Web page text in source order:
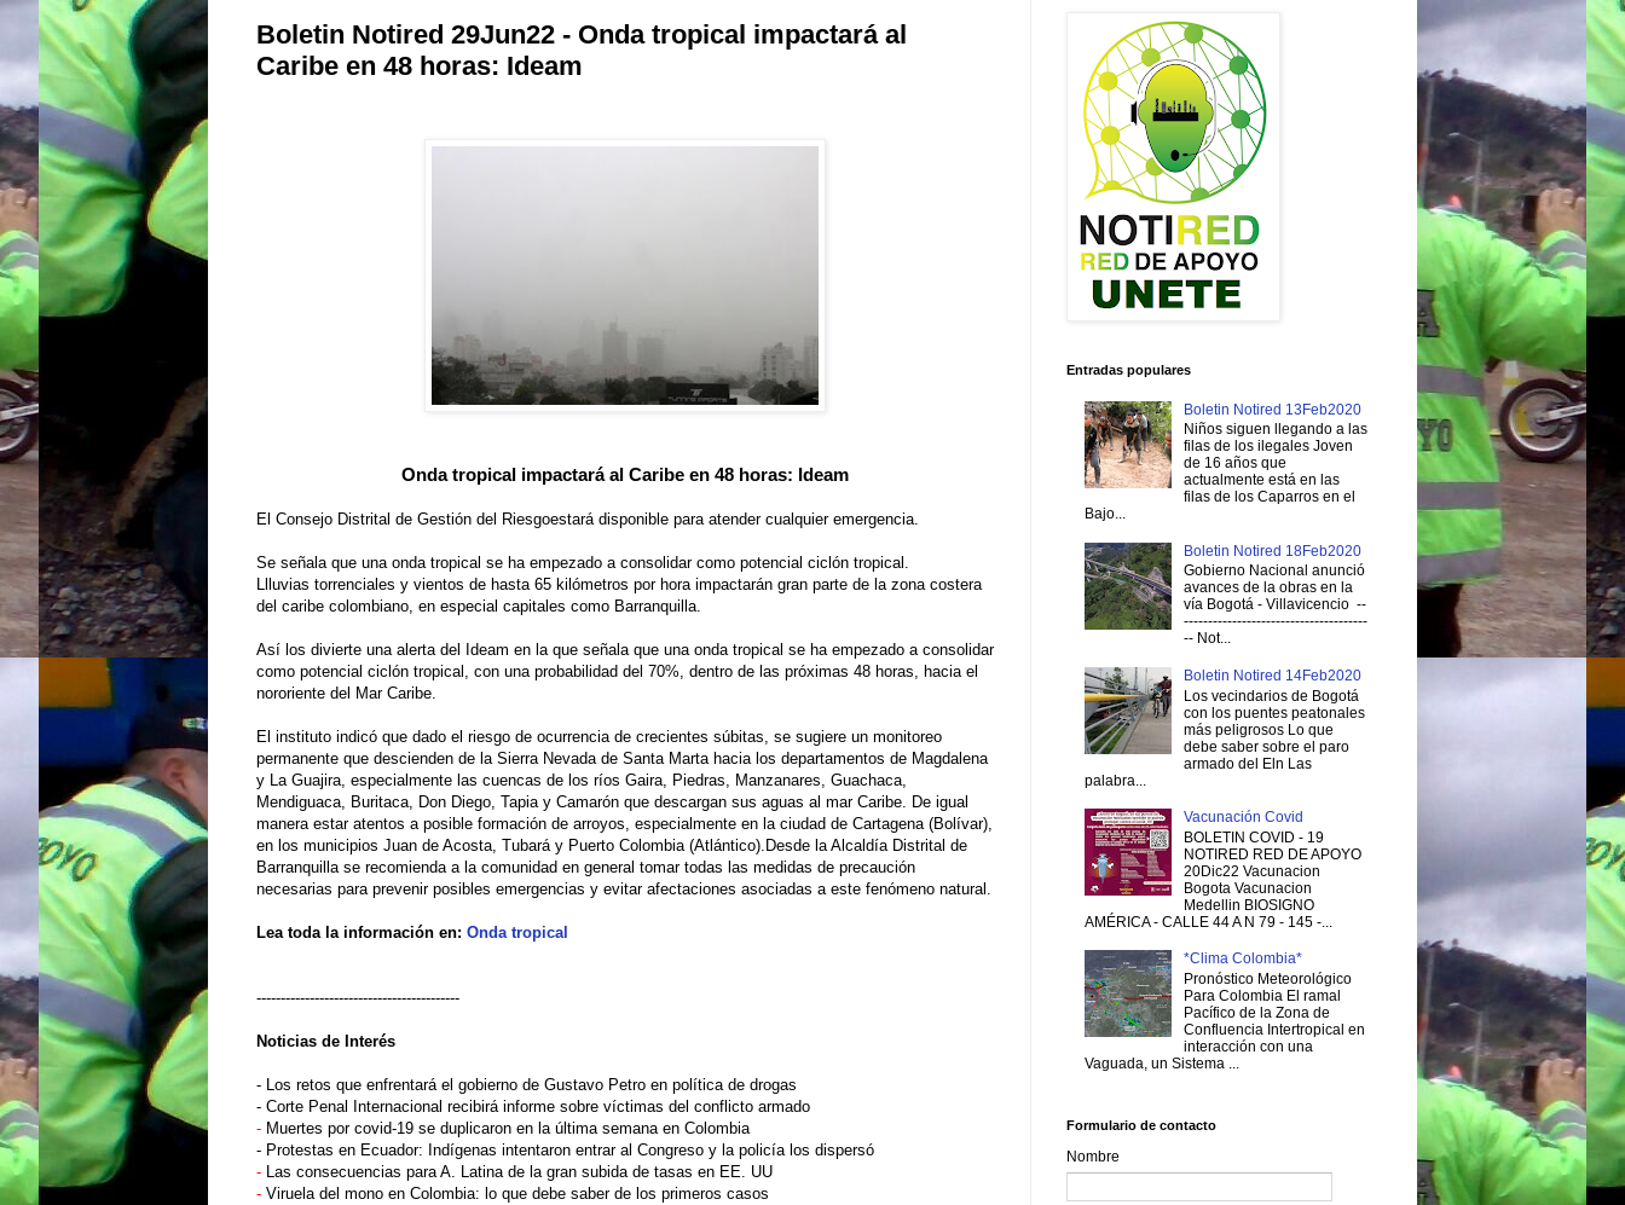
Boletin Notired 29Jun22 - Onda tropical impactará al
Caribe en 48 horas: Ideam
Onda tropical impactará al Caribe en 48 horas: Ideam
El Consejo Distrital de Gestión del Riesgoestará disponible para atender cualquier emergencia.
Se señala que una onda tropical se ha empezado a consolidar como potencial ciclón tropical.
Llluvias torrenciales y vientos de hasta 65 kilómetros por hora impactarán gran parte de la zona costera
del caribe colombiano, en especial capitales como Barranquilla.
Así los divierte una alerta del Ideam en la que señala que una onda tropical se ha empezado a consolidar
como potencial ciclón tropical, con una probabilidad del 70%, dentro de las próximas 48 horas, hacia el
nororiente del Mar Caribe.
El instituto indicó que dado el riesgo de ocurrencia de crecientes súbitas, se sugiere un monitoreo
permanente que descienden de la Sierra Nevada de Santa Marta hacia los departamentos de Magdalena
y La Guajira, especialmente las cuencas de los ríos Gaira, Piedras, Manzanares, Guachaca,
Mendiguaca, Buritaca, Don Diego, Tapia y Camarón que descargan sus aguas al mar Caribe. De igual
manera estar atentos a posible formación de arroyos, especialmente en la ciudad de Cartagena (Bolívar),
en los municipios Juan de Acosta, Tubará y Puerto Colombia (Atlántico).Desde la Alcaldía Distrital de
Barranquilla se recomienda a la comunidad en general tomar todas las medidas de precaución
necesarias para prevenir posibles emergencias y evitar afectaciones asociadas a este fenómeno natural.
Lea toda la información en: Onda tropical
------------------------------------------
Noticias de Interés
- Los retos que enfrentará el gobierno de Gustavo Petro en política de drogas
- Corte Penal Internacional recibirá informe sobre víctimas del conflicto armado
- Muertes por covid-19 se duplicaron en la última semana en Colombia
- Protestas en Ecuador: Indígenas intentaron entrar al Congreso y la policía los dispersó
- Las consecuencias para A. Latina de la gran subida de tasas en EE. UU
- Viruela del mono en Colombia: lo que debe saber de los primeros casos
Entradas populares
Boletin Notired 13Feb2020
Niños siguen llegando a las
filas de los ilegales Joven
de 16 años que
actualmente está en las
filas de los Caparros en el
Bajo...
Boletin Notired 18Feb2020
Gobierno Nacional anunció
avances de la obras en la
vía Bogotá - Villavicencio --
--------------------------------------
-- Not...
Boletin Notired 14Feb2020
Los vecindarios de Bogotá
con los puentes peatonales
más peligrosos Lo que
debe saber sobre el paro
armado del Eln Las
palabra...
Vacunación Covid
BOLETIN COVID - 19
NOTIRED RED DE APOYO
20Dic22 Vacunacion
Bogota Vacunacion
Medellin BIOSIGNO
AMÉRICA - CALLE 44 A N 79 - 145 -...
*Clima Colombia*
Pronóstico Meteorológico
Para Colombia El ramal
Pacífico de la Zona de
Confluencia Intertropical en
interacción con una
Vaguada, un Sistema ...
Formulario de contacto
Nombre